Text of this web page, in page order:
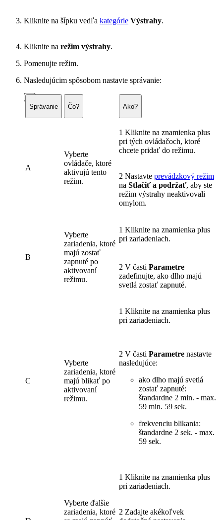
Kliknite na šípku vedľa kategórie Výstrahy.
Kliknite na režim výstrahy.
Pomenujte režim.
Nasledujúcim spôsobom nastavte správanie:
Správanie Čo? Ako?
A
Vyberte
ovládače, ktoré
aktivujú tento
režim.
1 Kliknite na znamienka plus
pri tých ovládačoch, ktoré
chcete pridať do režimu.
2 Nastavte prevádzkový režim
na Stlačiť a podržať, aby ste
režim výstrahy neaktivovali
omylom.
B
Vyberte
zariadenia, ktoré
majú zostať
zapnuté po
aktivovaní
režimu.
1 Kliknite na znamienka plus
pri zariadeniach.
2 V časti Parametre
zadefinujte, ako dlho majú
svetlá zostať zapnuté.
C
Vyberte
zariadenia, ktoré
majú blikať po
aktivovaní
režimu.
1 Kliknite na znamienka plus
pri zariadeniach.
2 V časti Parametre nastavte
nasledujúce:
ako dlho majú svetlá
zostať zapnuté:
štandardne 2 min. - max.
59 min. 59 sek.
frekvenciu blikania:
štandardne 2 sek. - max.
59 sek.
Vyberte ďalšie
zariadenia, ktoré
1 Kliknite na znamienka plus
pri zariadeniach.
2 Zadajte akékoľvek